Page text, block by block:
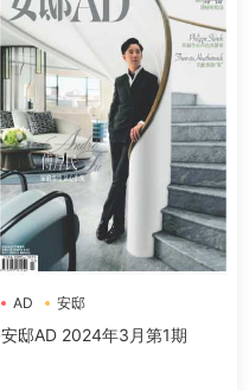
AD 安邸
安邸AD 2024年3月第1期